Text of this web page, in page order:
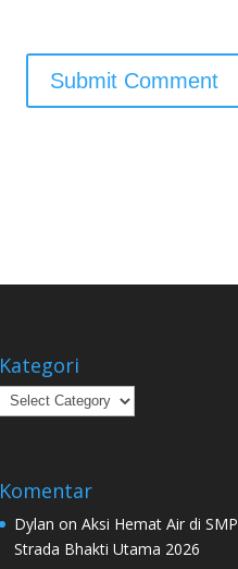
Kategori
Kategori
Komentar
Dylan on Aksi Hemat Air di SMP
Strada Bhakti Utama 2026